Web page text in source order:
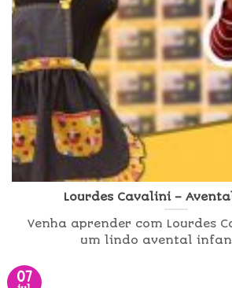
Lourdes Cavalini –
Venha aprender com Lourdes
um lindo avental
07